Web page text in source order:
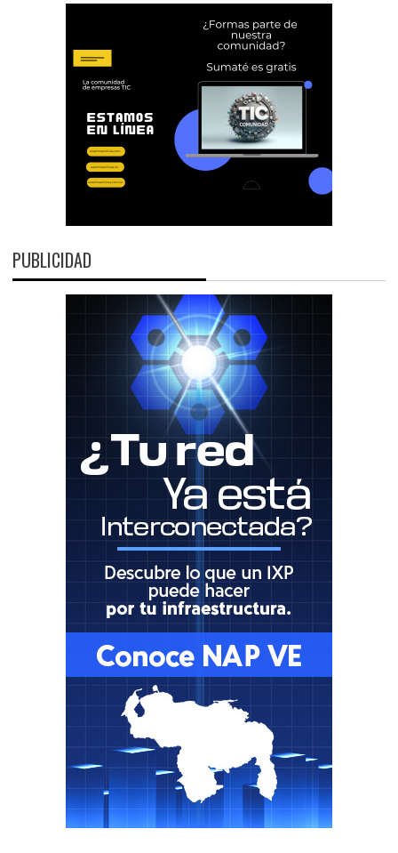
PUBLICIDAD